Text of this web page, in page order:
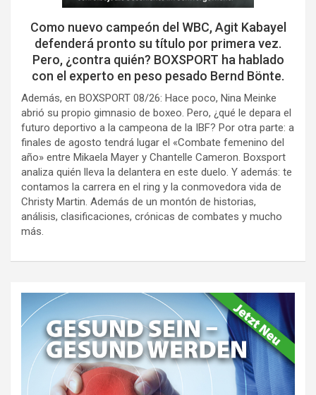
Como nuevo campeón del WBC, Agit Kabayel
defenderá pronto su título por primera vez.
Pero, ¿contra quién? BOXSPORT ha hablado
con el experto en peso pesado Bernd Bönte.
Además, en BOXSPORT 08/26: Hace poco, Nina Meinke
abrió su propio gimnasio de boxeo. Pero, ¿qué le depara el
futuro deportivo a la campeona de la IBF? Por otra parte: a
finales de agosto tendrá lugar el «Combate femenino del
año» entre Mikaela Mayer y Chantelle Cameron. Boxsport
analiza quién lleva la delantera en este duelo. Y además: te
contamos la carrera en el ring y la conmovedora vida de
Christy Martin. Además de un montón de historias,
análisis, clasificaciones, crónicas de combates y mucho
más.